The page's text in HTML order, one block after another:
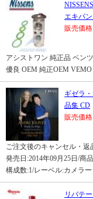
エキパ
販売価格
アシストワン 純正品 ベン
優良 OEM 純正OEM
ギゼラ
品集 CD
販売価格
ご注文後のキャンセル・返
発売日:2014年09月25日/商
構成数:1/レーベル:カメラー
リバテ